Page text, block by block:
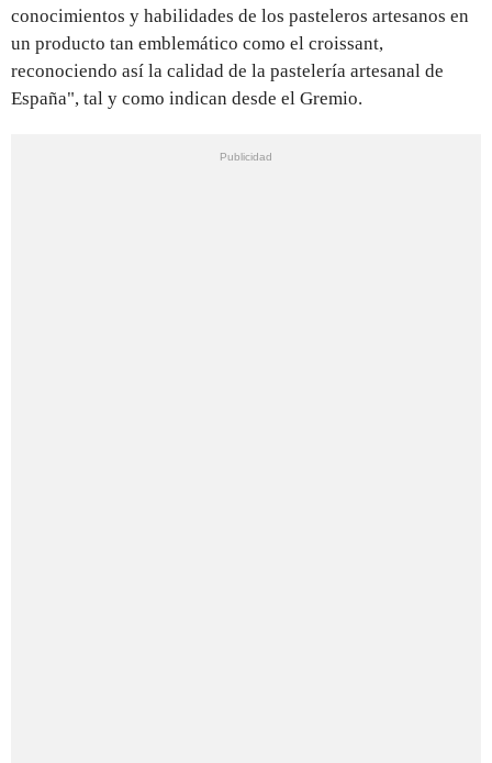
conocimientos y habilidades de los pasteleros artesanos en
un producto tan emblemático como el croissant,
reconociendo así la calidad de la pastelería artesanal de
España", tal y como indican desde el Gremio.